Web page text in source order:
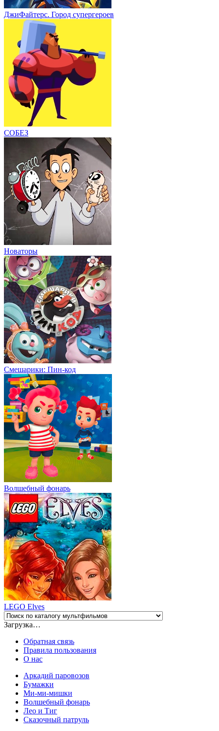
ДжиФайтерс. Город супергероев
СОБЕЗ
Новаторы
Смешарики: Пин-код
Волшебный фонарь
LEGO Elves
Загрузка…
Обратная связь
Правила пользования
О нас
Аркадий паровозов
Бумажки
Ми-ми-мишки
Волшебный фонарь
Лео и Тиг
Сказочный патруль